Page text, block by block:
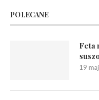
POLECANE
Feta
19